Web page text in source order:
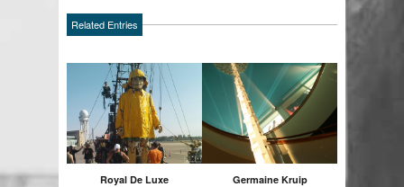
Related Entries
Royal De Luxe Germaine Kruip